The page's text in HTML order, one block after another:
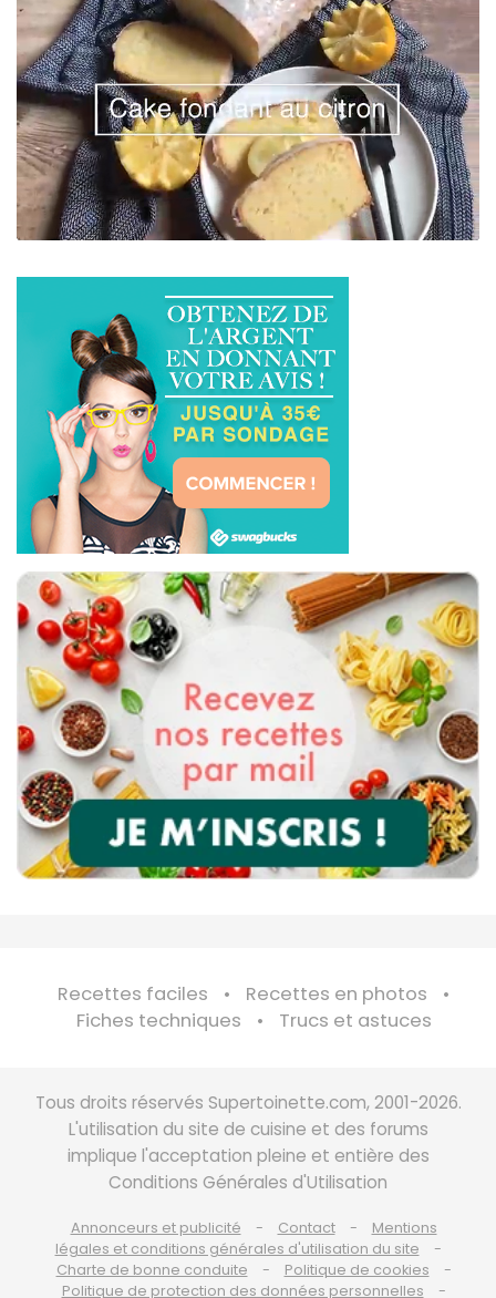
Recettes faciles
Recettes en photos
Fiches techniques
Trucs et astuces
Tous droits réservés Supertoinette.com, 2001-2026.
L'utilisation du site de cuisine et des forums
implique l'acceptation pleine et entière des
Conditions Générales d'Utilisation
Annonceurs et publicité Contact
Mentions
légales et conditions générales d'utilisation du site
Charte de bonne conduite
Politique de cookies
Politique de protection des données personnelles